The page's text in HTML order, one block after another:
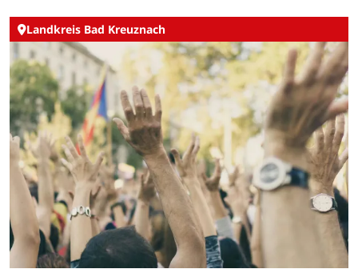
Landkreis Bad Kreuznach